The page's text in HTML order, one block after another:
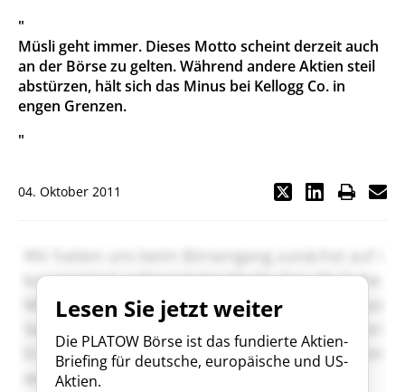
"
Müsli geht immer. Dieses Motto scheint derzeit auch
an der Börse zu gelten. Während andere Aktien steil
abstürzen, hält sich das Minus bei Kellogg Co. in
engen Grenzen.
"
04. Oktober 2011
Lesen Sie jetzt weiter
Die PLATOW Börse ist das fundierte Aktien-
Briefing für deutsche, europäische und US-
Aktien.